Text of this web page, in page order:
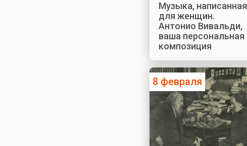
Музыка, написанная
для женщин.
Антонио Вивальди,
ваша персональная
композиция
8 февраля